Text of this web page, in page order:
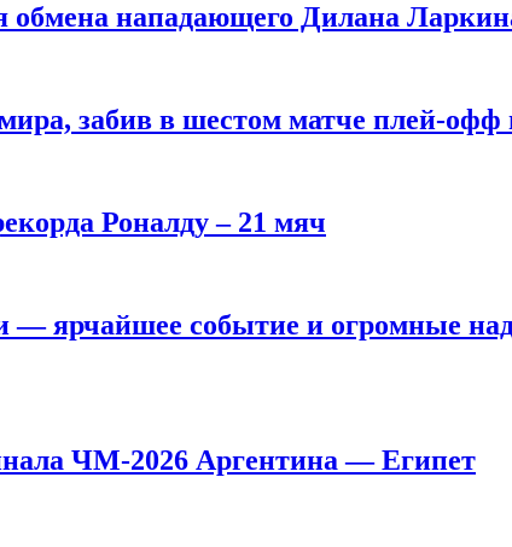
обмена нападающего Дилана
забив в шестом матче плей‑офф
Роналду – 21 мяч
ярчайшее событие и огромные
ЧМ-2026 Аргентина — Египет